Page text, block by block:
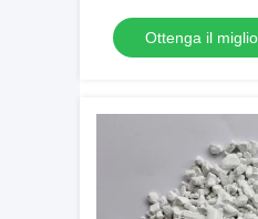
fabbrica
Ottenga il